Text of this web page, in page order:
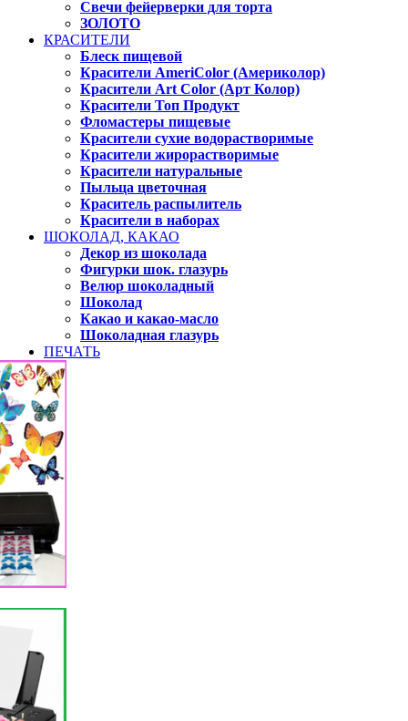
Свечи фейерверки для торта
ЗОЛОТО
КРАСИТЕЛИ
Блеск пищевой
Красители AmeriColor (Америколор)
Красители Art Color (Арт Колор)
Красители Топ Продукт
Фломастеры пищевые
Красители сухие водорастворимые
Красители жирорастворимые
Красители натуральные
Пыльца цветочная
Краситель распылитель
Красители в наборах
ШОКОЛАД, КАКАО
Декор из шоколада
Фигурки шок. глазурь
Велюр шоколадный
Шоколад
Какао и какао-масло
Шоколадная глазурь
ПЕЧАТЬ